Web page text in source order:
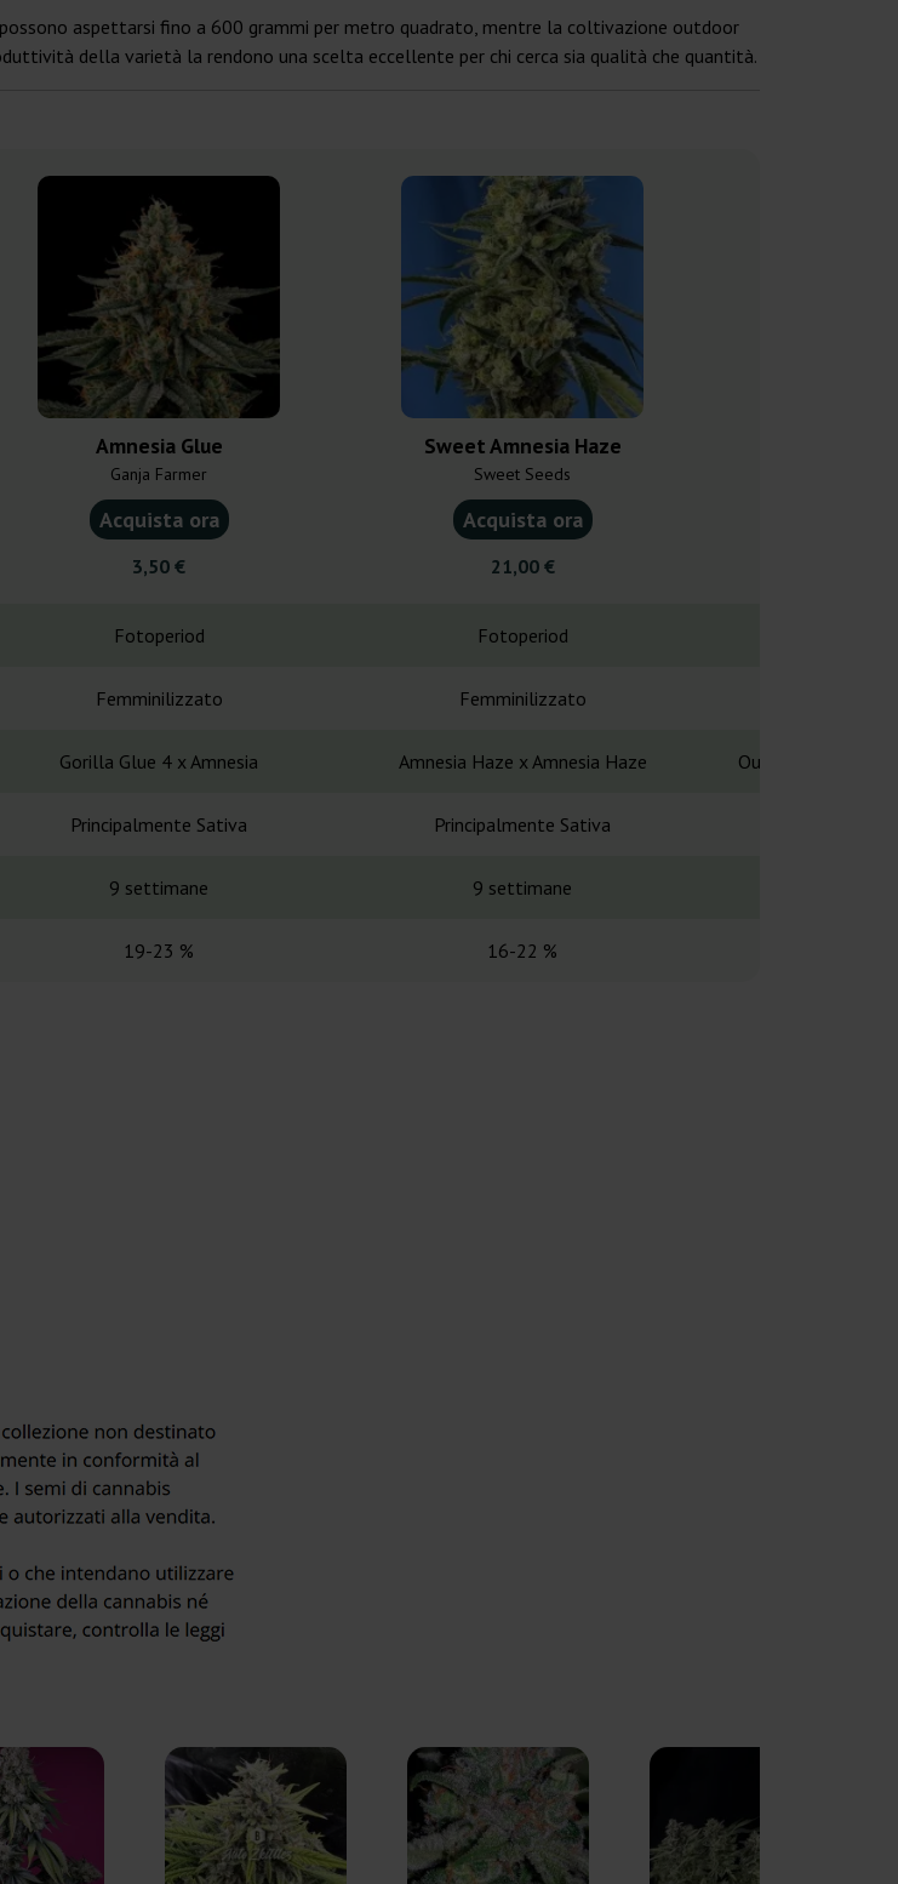
aspettarsi fino a 600 grammi per metro quadrato, mentre la coltivazione outdoor
della varietà la rendono una scelta eccellente per chi cerca sia qualità che quantità.
Amnesia Glue
Ganja Farmer
Acquista ora
3,50 €
Sweet Amnesia Haze
Sweet Seeds
Acquista ora
21,00 €
Fotoperiod Fotoperiod
Femminilizzato Femminilizzato
Gorilla Glue 4 x Amnesia Amnesia Haze x Amnesia Haze Outlaw Amnesia X
Principalmente Sativa Principalmente Sativa
9 settimane 9 settimane
19-23 % 16-22 %